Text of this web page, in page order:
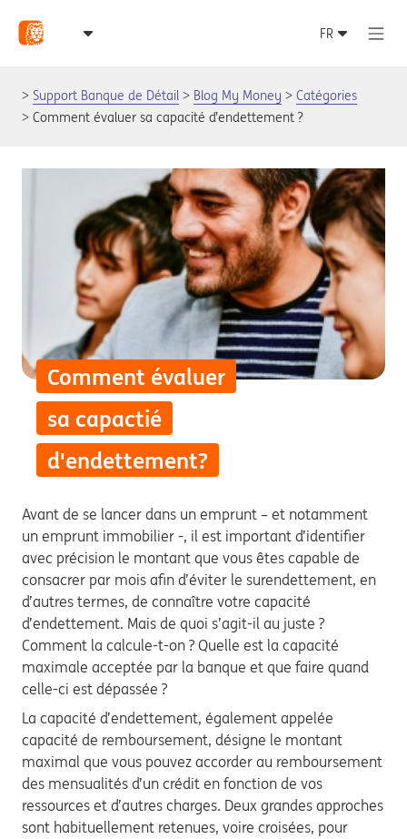
Support Banque de Détail Blog My Money
Catégories
Comment évaluer sa capacité d’endettement ?
Comment évaluer
sa capactié
d'endettement?
Avant de se lancer dans un emprunt – et notamment
un emprunt immobilier -, il est important d’identifier
avec précision le montant que vous êtes capable de
consacrer par mois afin d’éviter le surendettement, en
d’autres termes, de connaître votre capacité
d’endettement. Mais de quoi s’agit-il au juste ?
Comment la calcule-t-on ? Quelle est la capacité
maximale acceptée par la banque et que faire quand
celle-ci est dépassée ?
La capacité d’endettement, également appelée
capacité de remboursement, désigne le montant
maximal que vous pouvez accorder au remboursement
des mensualités d’un crédit en fonction de vos
ressources et d’autres charges. Deux grandes approches
sont habituellement retenues, voire croisées, pour